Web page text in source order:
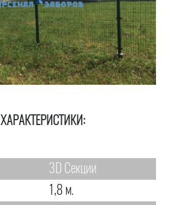
ХАРАКТЕРИСТИКИ:
3D Секции
1,8 м.